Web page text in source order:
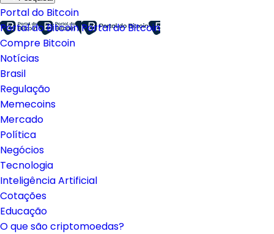
Portal do Bitcoin
Portal do BitcoinPortal do Bitcoin
Compre Bitcoin
Notícias
Brasil
Regulação
Memecoins
Mercado
Política
Negócios
Tecnologia
Inteligência Artificial
Cotações
Educação
O que são criptomoedas?